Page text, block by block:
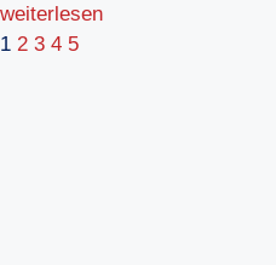
weiterlesen
1 2 3 4 5